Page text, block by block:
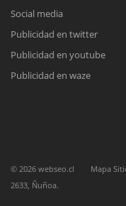
Nuestros ejecutivos le
Complete el
Todos nuestros
para enviarnos un
Social media
Publicidad en twitter
Publicidad en youtube
Publicidad en waze
© 2026 webseo.cl Mapa
2633, Ñuñoa.